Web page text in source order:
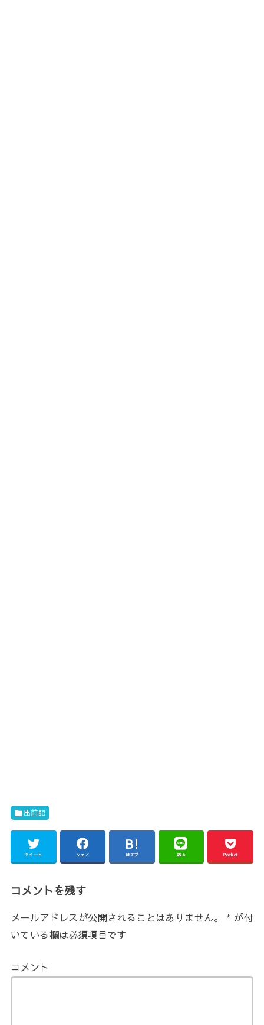
出前館
ツイート シェア はてブ 送る Pocket
コメントを残す
メールアドレスが公開されることはありません。 * が付
いている欄は必須項目です
コメント